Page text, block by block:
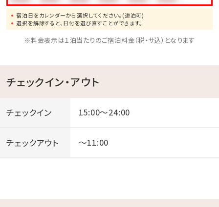
◆幼児（5 歳以下）のお子様の添い寝は無料です。お子
様用に寝具が必要な場合は大人と同料金にてお泊まり
※但し、大人１名につきお子様１名が対象となります。
※添い寝のお子様は予約時に幼児「食事・布団なし」に
入れてご予約し、備考欄に年齢の記載をお願いします。
◆添い寝のお子様の部屋着のご用意がございませんの
宿泊日をカレンダーから選択してください。(連泊可)
選択を解除すると、日付を選び直すことができます。
※料金表示は１泊当たりのご宿泊料金（税・サ込）となります
チェックイン・アウト
チェックイン 15:00～24:00
チェックアウト ～11:00